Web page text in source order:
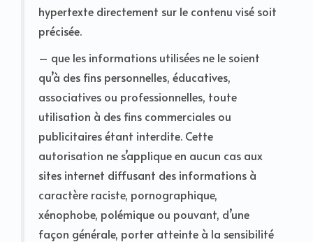
hypertexte directement sur le contenu visé soit
précisée.
– que les informations utilisées ne le soient
qu’à des fins personnelles, éducatives,
associatives ou professionnelles, toute
utilisation à des fins commerciales ou
publicitaires étant interdite. Cette
autorisation ne s’applique en aucun cas aux
sites internet diffusant des informations à
caractère raciste, pornographique,
xénophobe, polémique ou pouvant, d’une
façon générale, porter atteinte à la sensibilité